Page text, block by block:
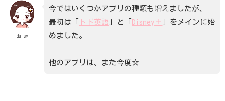
daisy
今ではいくつかアプリの種類も増えましたが、
最初は「
トド英語 」と「 Disney＋
」をメインに始
めました。
他のアプリは、また今度☆